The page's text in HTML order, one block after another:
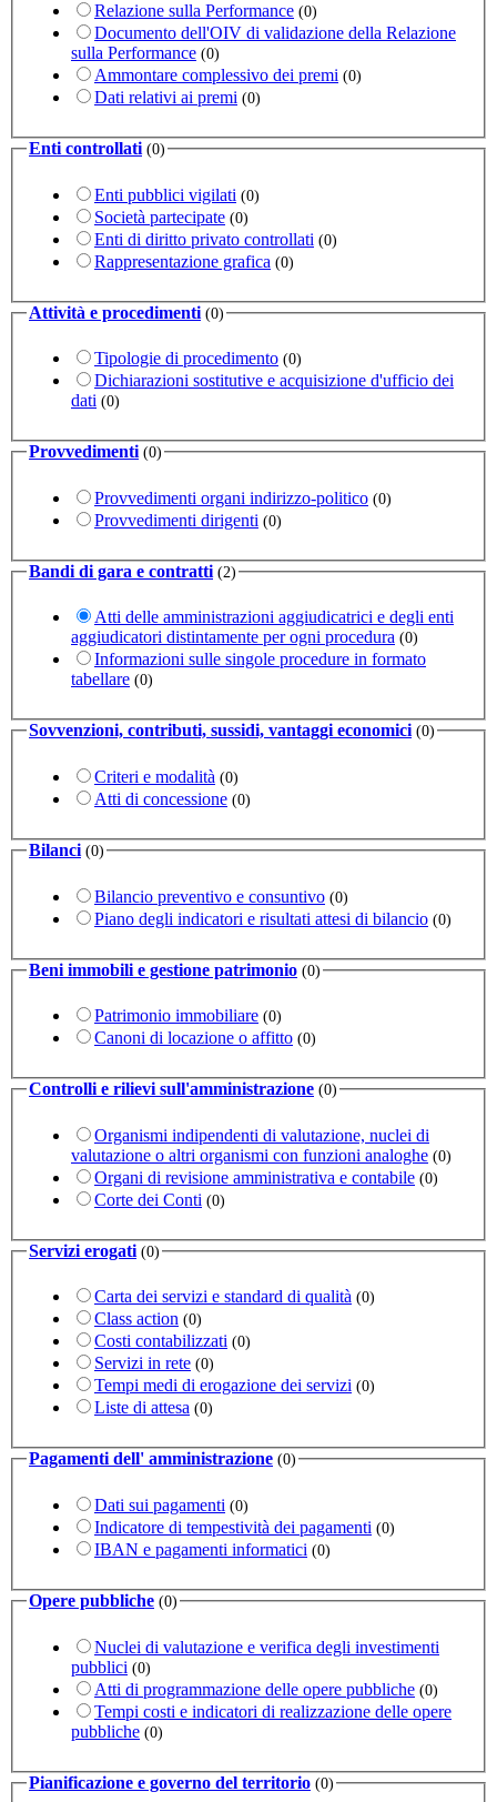
Relazione sulla Performance (0)
Documento dell'OIV di validazione della Relazione
sulla Performance (0)
Ammontare complessivo dei premi (0)
Dati relativi ai premi (0)
Enti controllati (0)
Enti pubblici vigilati (0)
Società partecipate (0)
Enti di diritto privato controllati (0)
Rappresentazione grafica (0)
Attività e procedimenti (0)
Tipologie di procedimento (0)
Dichiarazioni sostitutive e acquisizione d'ufficio dei
dati (0)
Provvedimenti (0)
Provvedimenti organi indirizzo-politico (0)
Provvedimenti dirigenti (0)
Bandi di gara e contratti (2)
Atti delle amministrazioni aggiudicatrici e degli enti
aggiudicatori distintamente per ogni procedura (0)
Informazioni sulle singole procedure in formato
tabellare (0)
Sovvenzioni, contributi, sussidi, vantaggi economici (0)
Criteri e modalità (0)
Atti di concessione (0)
Bilanci (0)
Bilancio preventivo e consuntivo (0)
Piano degli indicatori e risultati attesi di bilancio (0)
Beni immobili e gestione patrimonio (0)
Patrimonio immobiliare (0)
Canoni di locazione o affitto (0)
Controlli e rilievi sull'amministrazione (0)
Organismi indipendenti di valutazione, nuclei di
valutazione o altri organismi con funzioni analoghe (0)
Organi di revisione amministrativa e contabile (0)
Corte dei Conti (0)
Servizi erogati (0)
Carta dei servizi e standard di qualità (0)
Class action (0)
Costi contabilizzati (0)
Servizi in rete (0)
Tempi medi di erogazione dei servizi (0)
Liste di attesa (0)
Pagamenti dell' amministrazione (0)
Dati sui pagamenti (0)
Indicatore di tempestività dei pagamenti (0)
IBAN e pagamenti informatici (0)
Opere pubbliche (0)
Nuclei di valutazione e verifica degli investimenti
pubblici (0)
Atti di programmazione delle opere pubbliche (0)
Tempi costi e indicatori di realizzazione delle opere
pubbliche (0)
Pianificazione e governo del territorio (0)